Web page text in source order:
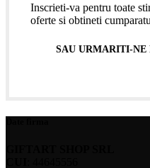
Inscrieti-va pentru toate
oferte si obtineti
SAU URMARITI-NE